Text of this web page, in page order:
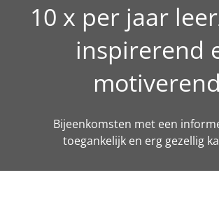
10 x per jaar
inspirerend
motiverend
Bijeenkomsten met een
toegankelijk en erg gezellig